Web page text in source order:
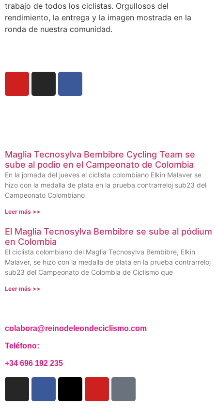
trabajo de todos los ciclistas. Orgullosos del
rendimiento, la entrega y la imagen mostrada en la
ronda de nuestra comunidad.
Maglia Tecnosylva Bembibre Cycling Team se
sube al podio en el Campeonato de Colombia
En la jornada del jueves el ciclista colombiano Elkin Malaver se
hizo con la medalla de plata en la prueba contrarreloj sub23 del
Campeonato Colombiano
Leer más >>
El Maglia Tecnosylva Bembibre se sube al pódium
en Colombia
El ciclista colombiano del Maglia Tecnosylva Bembibre, Elkin
Malaver, se hizo con la medalla de plata en la prueba contrarreloj
sub23 del Campeonato de Colombia de Ciclismo que
Leer más >>
colabora@reinodeleondeciclismo.com
Teléfono:
+34 696 192 235